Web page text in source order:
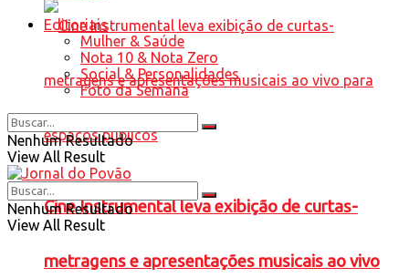
Cine Instrumental leva exibição de curtas-
metragens e apresentações musicais ao vivo
Editoriais
Mulher & Saúde
Nota 10 & Nota Zero
Social & Personalidades
Foto da Semana
Nenhum Resultado
View All Result
Nenhum Resultado
View All Result